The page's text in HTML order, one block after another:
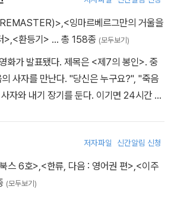
<잉마르베르그만의 거울을
> <환등기> … 총 158종 (모두보기)
화가 발표됐다. 제목은 <제7의 봉인>. 중
사자를 만난다. "당신은 누구요?", "죽음
자와 내기 장기를 둔다. 이기면 24시간 죽
이 영화, <제7의 봉인>의 감독은 바로 잉
은 신, 구원, 죽음 등의 형이상학적 문제를
라고 영화를 얕보던 지식인들에게 놀라움
저자파일 신간알림 신청
스 6호> <한류, 다음 : 영어권 편> <이주
(모두보기)